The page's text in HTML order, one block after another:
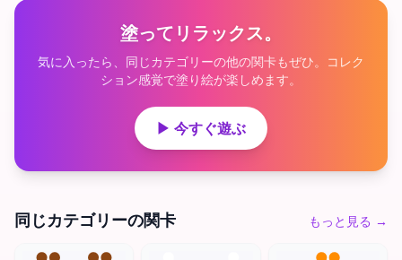
塗ってリラックス。
気に入ったら、同じカテゴリーの他の関卡もぜひ。コレク
ション感覚で塗り絵が楽しめます。
▶ 今すぐ遊ぶ
同じカテゴリーの関卡 もっと見る →